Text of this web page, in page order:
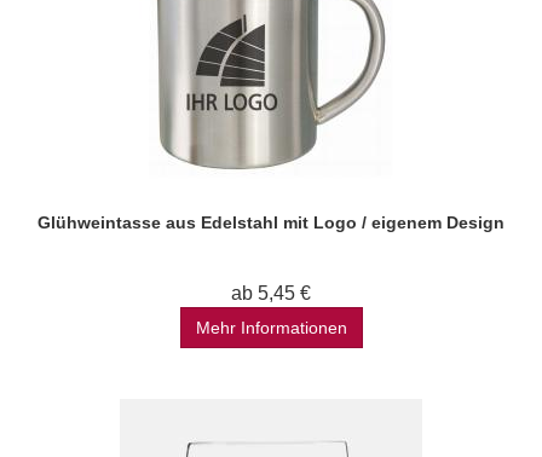
Glühweintasse aus Edelstahl mit Logo / eigenem Design
ab 5,45 €
Mehr Informationen